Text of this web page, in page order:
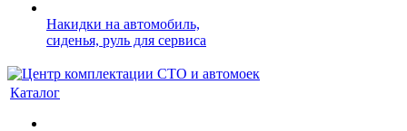
Накидки на автомобиль,
сиденья, руль для сервиса
Каталог